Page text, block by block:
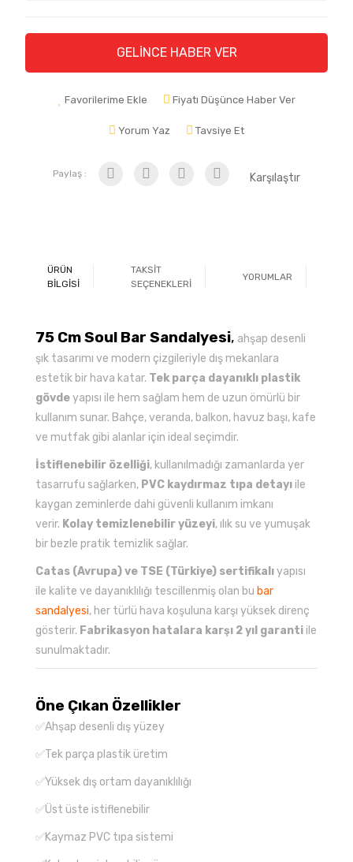
GELİNCE HABER VER
Favorilerime Ekle Fiyatı Düşünce Haber Ver
Yorum Yaz Tavsiye Et
Paylaş : Karşılaştır
ÜRÜN
BİLGİSİ
TAKSİT
SEÇENEKLERİ
YORUMLAR
75 Cm Soul Bar Sandalyesi, ahşap desenli
şık tasarımı ve modern çizgileriyle dış mekanlara
estetik bir hava katar. Tek parça dayanıklı plastik
gövdeyapısı ile hem sağlam hem de uzun ömürlü bir
kullanım sunar. Bahçe, veranda, balkon, havuz başı, kafe
ve mutfak gibi alanlar için ideal seçimdir.
İstiflenebilir özelliği, kullanılmadığı zamanlarda yer
tasarrufu sağlarken, PVC kaydırmaz tıpa detayı ile
kaygan zeminlerde dahi güvenli kullanım imkanı
verir. Kolay temizlenebilir yüzeyi, ılık su ve yumuşak
bir bezle pratik temizlik sağlar.
Catas (Avrupa) ve TSE (Türkiye) sertifikalıyapısı
ile kalite ve dayanıklılığı tescillenmiş olan bu bar
sandalyesi, her türlü hava koşuluna karşı yüksek direnç
gösterir. Fabrikasyon hatalara karşı 2 yıl garanti ile
sunulmaktadır.
Öne Çıkan Özellikler
✅Ahşap desenli dış yüzey
✅Tek parça plastik üretim
✅Yüksek dış ortam dayanıklılığı
✅Üst üste istiflenebilir
✅Kaymaz PVC tıpa sistemi